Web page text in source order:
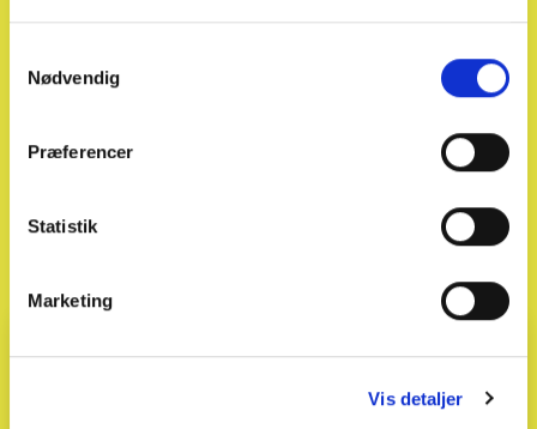
Nødvendig
Præferencer
Statistik
Marketing
Vis detaljer
fra nye bilmodeller og ændringer i afgifter til trends i
markedet.
Vi deler også guides og indsigter fra Solgt.com, som